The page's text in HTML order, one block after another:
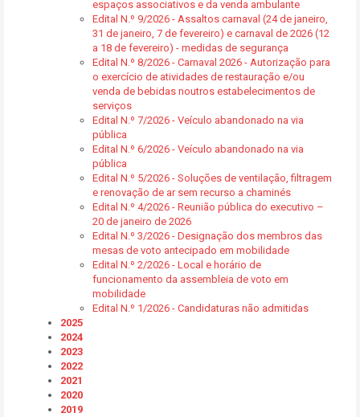
espaços associativos e da venda ambulante
Edital N.º 9/2026 - Assaltos carnaval (24 de janeiro,
31 de janeiro, 7 de fevereiro) e carnaval de 2026 (12
a 18 de fevereiro) - medidas de segurança
Edital N.º 8/2026 - Carnaval 2026 - Autorização para
o exercício de atividades de restauração e/ou
venda de bebidas noutros estabelecimentos de
serviços
Edital N.º 7/2026 - Veículo abandonado na via
pública
Edital N.º 6/2026 - Veículo abandonado na via
pública
Edital N.º 5/2026 - Soluções de ventilação, filtragem
e renovação de ar sem recurso a chaminés
Edital N.º 4/2026 - Reunião pública do executivo –
20 de janeiro de 2026
Edital N.º 3/2026 - Designação dos membros das
mesas de voto antecipado em mobilidade
Edital N.º 2/2026 - Local e horário de
funcionamento da assembleia de voto em
mobilidade
Edital N.º 1/2026 - Candidaturas não admitidas
2025
2024
2023
2022
2021
2020
2019